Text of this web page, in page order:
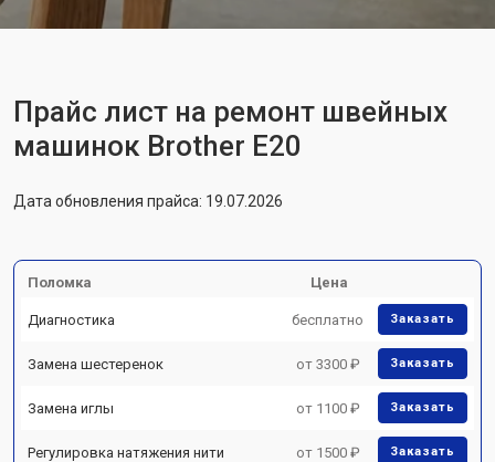
Прайс лист на ремонт швейных
машинок Brother E20
Дата обновления прайса: 19.07.2026
Поломка Цена
Диагностика бесплатно Заказать
Замена шестеренок от 3300 ₽ Заказать
Замена иглы от 1100 ₽ Заказать
Регулировка натяжения нити от 1500 ₽ Заказать